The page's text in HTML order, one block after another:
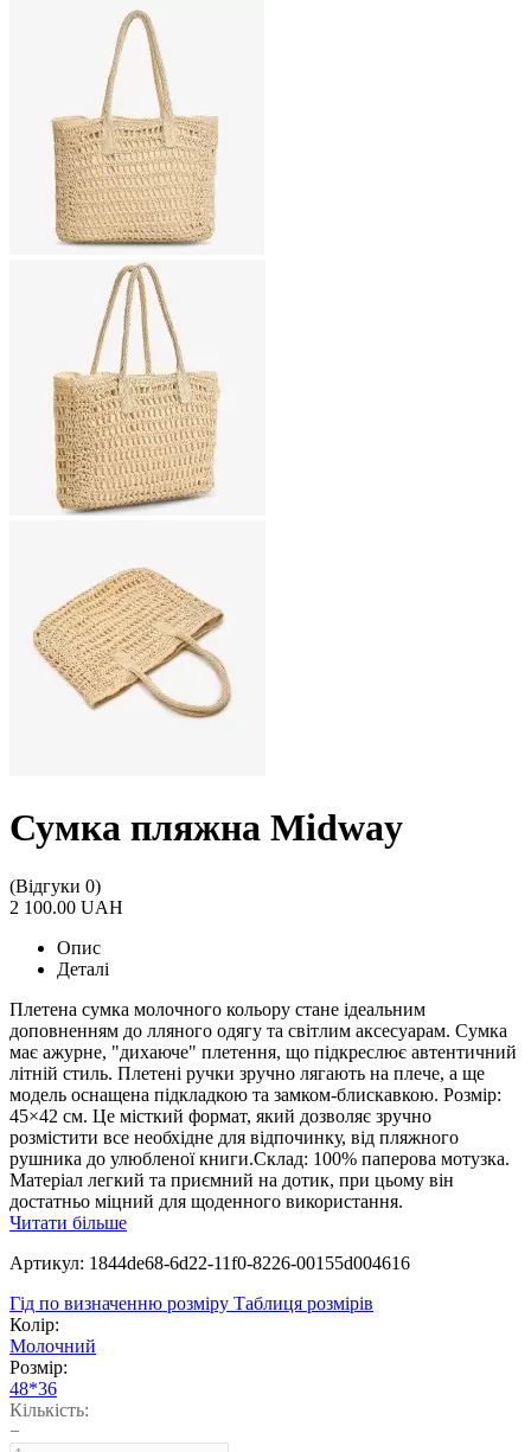
Сумка пляжна Midway
(Відгуки 0)
2 100.00 UAH
Опис
Деталі
Плетена сумка молочного кольору стане ідеальним
доповненням до лляного одягу та світлим аксесуарам. Сумка
має ажурне, "дихаюче" плетення, що підкреслює автентичний
літній стиль. Плетені ручки зручно лягають на плече, а ще
модель оснащена підкладкою та замком-блискавкою. Розмір:
45×42 см. Це місткий формат, який дозволяє зручно
розмістити все необхідне для відпочинку, від пляжного
рушника до улюбленої книги.Склад: 100% паперова мотузка.
Матеріал легкий та приємний на дотик, при цьому він
достатньо міцний для щоденного використання.
Читати більше
Артикул: 1844de68-6d22-11f0-8226-00155d004616
Гід по визначенню розміру Таблиця розмірів
Колір:
Молочний
Розмір:
48*36
Кількість:
−